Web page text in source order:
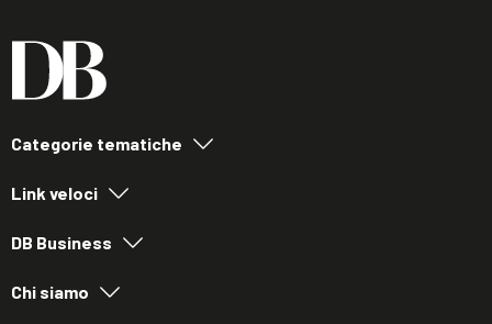
Categorie tematiche
Link veloci
DB Business
Chi siamo